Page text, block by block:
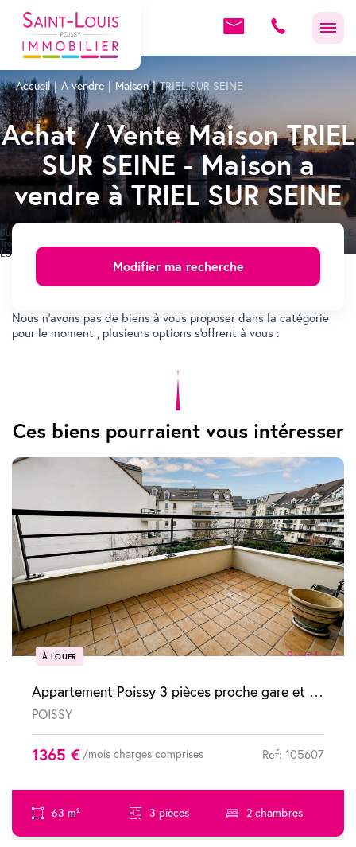
Accueil A vendre Maison TRIEL SUR SEINE
Modifier ma recherche
Achat / Vente Maison TRIEL
SUR SEINE - Maison a
vendre à TRIEL SUR SEINE
Sur notre site consultez les annonces immobilière de Maison à vendre TRIEL SUR SEINE.
Trouvez votre Maison sur TRIEL SUR SEINE grâce aux annonces immobilières de SAINT-
LOUIS POISSY IMMOBILIER.
Immobilier TRIEL SUR SEINE
Nous n'avons pas de biens à vous proposer dans la catégorie
pour le moment , plusieurs options s'offrent à vous :
Ces biens pourraient vous intéresser
À LOUER
Appartement Poissy 3 pièces proche gare et au calme dans une résidence récente
POISSY
1365 € /mois charges comprises Ref: 105607
63 m² 3 pièces 2 chambres